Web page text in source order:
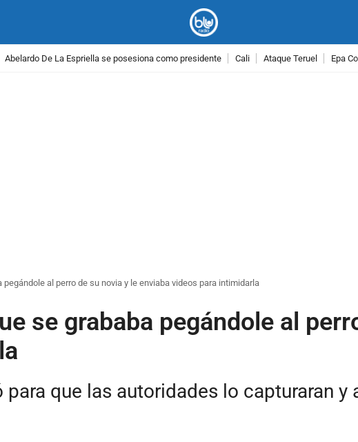
Abelardo De La Espriella se posesiona como presidente Cali Ataque Teruel Epa
al perro de su novia y le enviaba videos para intimidarla
se grababa pegándole al
que las autoridades lo capturaran y